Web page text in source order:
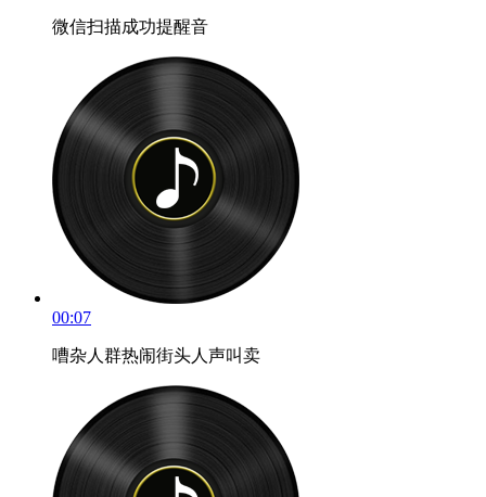
微信扫描成功提醒音
00:07
嘈杂人群热闹街头人声叫卖